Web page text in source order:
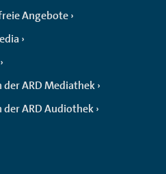
Angebote
der ARD Mediathek
der ARD Audiothek